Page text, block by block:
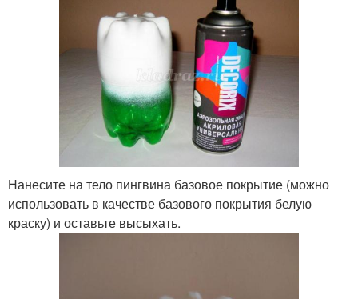
Нанесите на тело пингвина базовое покрытие (можно
использовать в качестве базового покрытия белую
краску) и оставьте высыхать.